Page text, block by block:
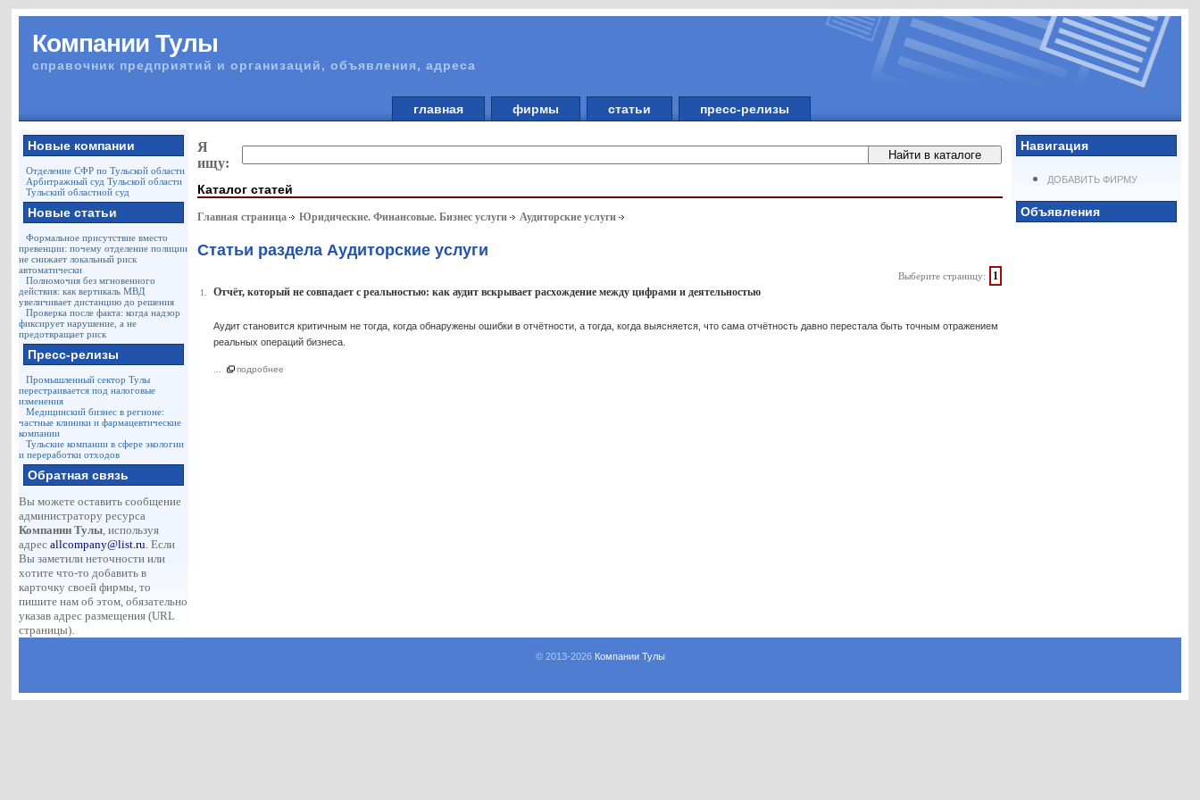
Компании Тулы
справочник предприятий и организаций, объявления, адреса
главная фирмы статьи пресс-релизы
Новые компании
Отделение СФР по Тульской области
Арбитражный суд Тульской области
Тульский областной суд
Новые статьи
Формальное присутствие вместо
превенции: почему отделение полиции
не снижает локальный риск
автоматически
Полномочия без мгновенного
действия: как вертикаль МВД
увеличивает дистанцию до решения
Проверка после факта: когда надзор
фиксирует нарушение, а не
предотвращает риск
Пресс-релизы
Промышленный сектор Тулы
перестраивается под налоговые
изменения
Медицинский бизнес в регионе:
частные клиники и фармацевтические
компании
Тульские компании в сфере экологии
и переработки отходов
Обратная связь
Вы можете оставить сообщение
администратору ресурса
Компании Тулы, используя
адресallcompany@list.ru. Если
Вы заметили неточности или
хотите что-то добавить в
карточку своей фирмы, то
пишите нам об этом, обязательно
указав адрес размещения (URL
страницы).
Навигация
ДОБАВИТЬ ФИРМУ
Объявления
Я
ищу:
Каталог статей
Главная страница Юридические. Финансовые. Бизнес услуги Аудиторские услуги
Статьи раздела Аудиторские услуги
Выберите страницу: 1
1. Отчёт, который не совпадает с реальностью: как аудит вскрывает расхождение между цифрами и деятельностью
Аудит становится критичным не тогда, когда обнаружены ошибки в отчётности, а тогда, когда выясняется, что сама отчётность давно перестала быть точным отражением
реальных операций бизнеса.
подробнее
© 2013-2026 Компании Тулы